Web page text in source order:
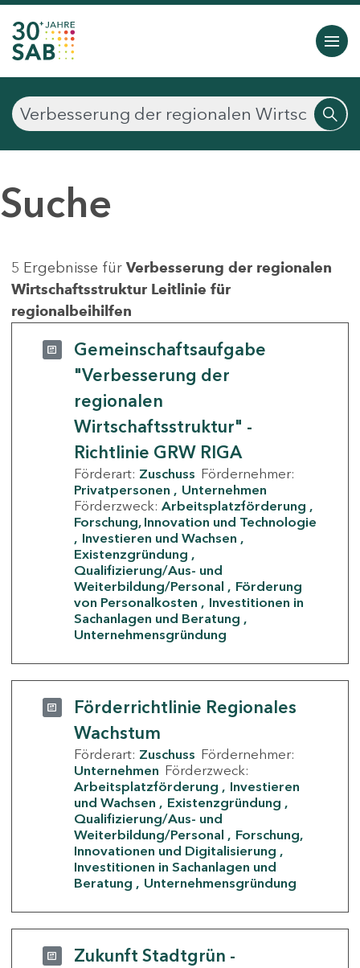
Suche
5 Ergebnisse für Verbesserung der regionalen
Wirtschaftsstruktur Leitlinie für
regionalbeihilfen
Gemeinschaftsaufgabe
"Verbesserung der
regionalen
Wirtschaftsstruktur" -
Richtlinie GRW RIGA
Förderart: Zuschuss Fördernehmer:
Privatpersonen
Unternehmen
Förderzweck: Arbeitsplatzförderung
Forschung, Innovation und Technologie
Investieren und Wachsen
Existenzgründung
Qualifizierung/Aus- und
Weiterbildung/Personal
Förderung
von Personalkosten
Investitionen in
Sachanlagen und Beratung
Unternehmensgründung
Förderrichtlinie Regionales
Wachstum
Förderart: Zuschuss Fördernehmer:
Unternehmen Förderzweck:
Arbeitsplatzförderung
Investieren
und Wachsen
Existenzgründung
Qualifizierung/Aus- und
Weiterbildung/Personal
Forschung,
Innovationen und Digitalisierung
Investitionen in Sachanlagen und
Beratung
Unternehmensgründung
Zukunft Stadtgrün -